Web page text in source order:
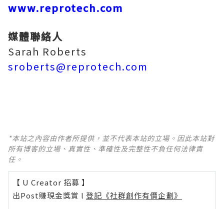
www.reprotech.com
媒體聯絡人
Sarah Roberts
sroberts@reprotech.com
*本站之內容由作者所提供，並不代表本站的立場。因此本站對
所有博客的立場、真實性、準確性及完整性不負任何法律責
任。
【 U Creator 招募 】
出Post賺現金獎賞 l 登記《社群創作有價企劃》